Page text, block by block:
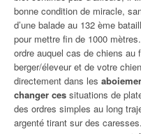
bonne condition de miracle,
d’une balade au 132 ème
pour mettre fin de 1000
ordre auquel cas de chiens
berger/éleveur et de votre
directement dans les
changer ces situations de
des ordres simples au long
argenté tirant sur des